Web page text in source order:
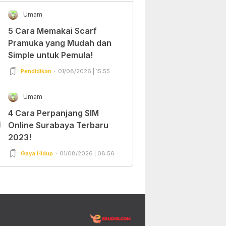
Umam
5 Cara Memakai Scarf
Pramuka yang Mudah dan
Simple untuk Pemula!
Pendidikan 01/08/2026 | 15:55
Umam
4 Cara Perpanjang SIM
Online Surabaya Terbaru
2023!
Gaya Hidup 01/08/2026 | 08:56